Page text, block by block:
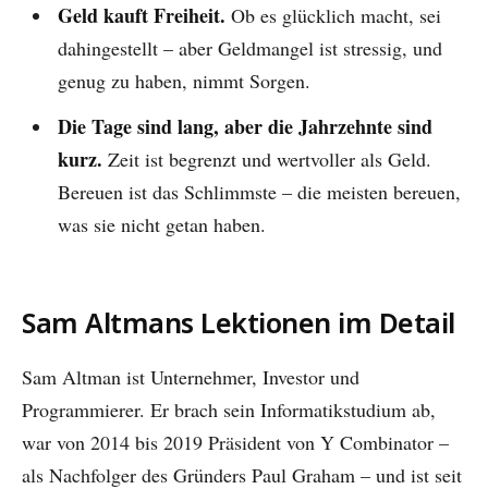
Geld kauft Freiheit. Ob es glücklich macht, sei
dahingestellt – aber Geldmangel ist stressig, und
genug zu haben, nimmt Sorgen.
Die Tage sind lang, aber die Jahrzehnte sind
kurz. Zeit ist begrenzt und wertvoller als Geld.
Bereuen ist das Schlimmste – die meisten bereuen,
was sie nicht getan haben.
Sam Altmans Lektionen im Detail
Sam Altman ist Unternehmer, Investor und
Programmierer. Er brach sein Informatikstudium ab,
war von 2014 bis 2019 Präsident von Y Combinator –
als Nachfolger des Gründers Paul Graham – und ist seit